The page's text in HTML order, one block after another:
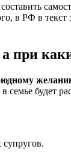
в РФ в
при
будет